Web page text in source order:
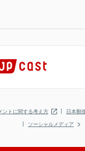
ントに関する考え方
日本郵
ソーシャルメディア